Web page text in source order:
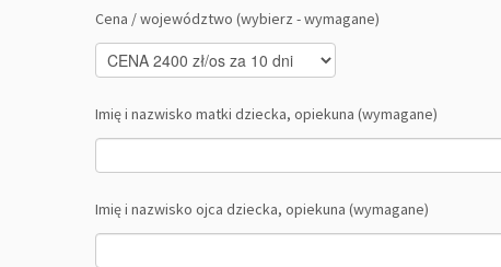
Cena / województwo (wybierz - wymagane)
Imię i nazwisko matki dziecka, opiekuna (wymagane)
Imię i nazwisko ojca dziecka, opiekuna (wymagane)